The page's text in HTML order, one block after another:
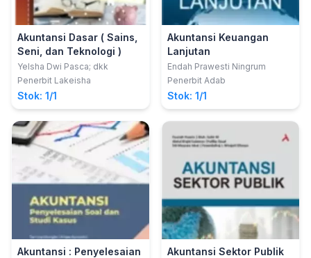
Akuntansi Dasar ( Sains,
Seni, dan Teknologi )
Yelsha Dwi Pasca; dkk
Penerbit Lakeisha
Stok: 1/1
Akuntansi Keuangan
Lanjutan
Endah Prawesti Ningrum
Penerbit Adab
Stok: 1/1
Akuntansi : Penyelesaian
Akuntansi Sektor Publik